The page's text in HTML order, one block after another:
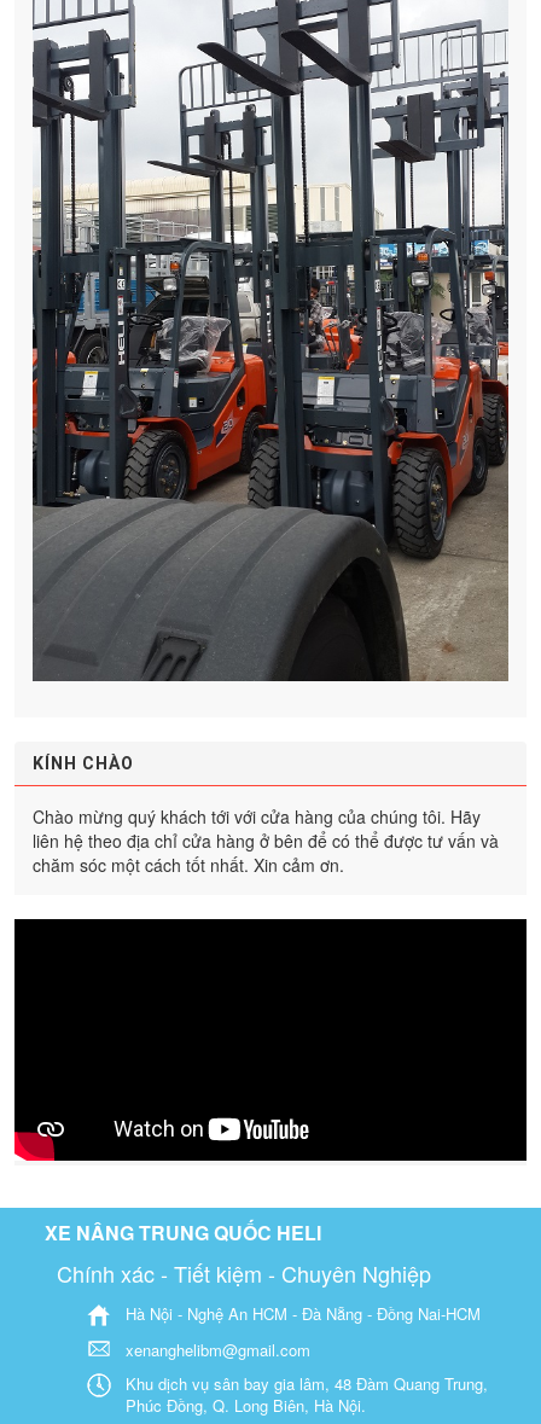
KÍNH CHÀO
Chào mừng quý khách tới với cửa hàng của chúng tôi. Hãy
liên hệ theo địa chỉ cửa hàng ở bên để có thể được tư vấn và
chăm sóc một cách tốt nhất. Xin cảm ơn.
XE NÂNG TRUNG QUỐC HELI
Chính xác - Tiết kiệm - Chuyên Nghiệp
Hà Nội - Nghệ An HCM - Đà Nẵng - Đồng Nai-HCM
xenanghelibm@gmail.com
Khu dịch vụ sân bay gia lâm, 48 Đàm Quang Trung,
Phúc Đồng, Q. Long Biên, Hà Nội.